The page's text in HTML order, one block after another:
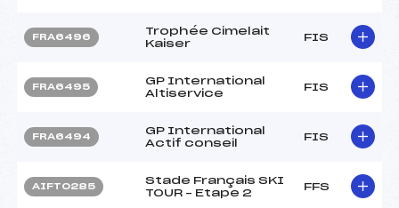
FRA6496
Trophée Cimelait
Kaiser
FIS
FRA6495
GP International
Altiservice
FIS
FRA6494
GP International
Actif conseil
FIS
AIFT0285
Stade Français SKI
TOUR – Etape 2
FFS